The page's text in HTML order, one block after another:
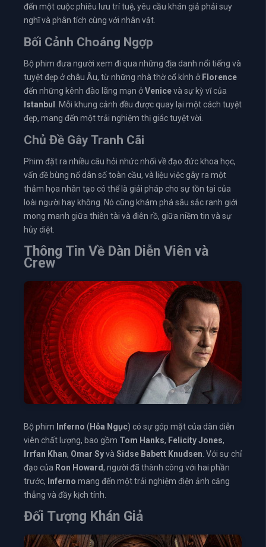
đến một cuộc phiêu lưu trí tuệ, yêu cầu khán giả phải suy
nghĩ và phân tích cùng với nhân vật.
Bối Cảnh Choáng Ngợp
Bộ phim đưa người xem đi qua những địa danh nổi tiếng và
tuyệt đẹp ở châu Âu, từ những nhà thờ cổ kính ở Florence
đến những kênh đào lãng mạn ởVenicevà sự kỳ vĩ của
Istanbul
. Mỗi khung cảnh đều được quay lại một cách tuyệt
đẹp, mang đến một trải nghiệm thị giác tuyệt vời.
Chủ Đề Gây Tranh Cãi
Phim đặt ra nhiều câu hỏi nhức nhối về đạo đức khoa học,
vấn đề bùng nổ dân số toàn cầu, và liệu việc gây ra một
thảm họa nhân tạo có thể là giải pháp cho sự tồn tại của
loài người hay không. Nó cũng khám phá sâu sắc ranh giới
mong manh giữa thiên tài và điên rồ, giữa niềm tin và sự
hủy diệt.
Thông Tin Về Dàn Diễn Viên và
Crew
Bộ phim Inferno ( Hỏa Ngục) có sự góp mặt của dàn diễn
viên chất lượng, bao gồm Tom Hanks, Felicity Jones,
Irrfan Khan, Omar Syvà Sidse Babett Knudsen . Với sự chỉ
đạo của Ron Howard, người đã thành công với hai phần
trước, Inferno mang đến một trải nghiệm điện ảnh căng
thẳng và đầy kịch tính.
Đối Tượng Khán Giả